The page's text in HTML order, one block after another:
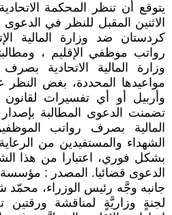
يتوقع أن تنظر المحكمة
الاثنين المقبل للنظر في
كردستان ضد وزارة المالية
رواتب موظفي الإقليم ،
وزارة المالية الاتحادية
مواعيدها المحددة، بغض النظر
وأربيل أو أي تفسيرات لقانون
تضمنت الدعوى المطالبة
المالية بصرف رواتب
الشهداء والمستفيدين من
بشكل فوري، اعتبارا من هذا
الدعوى قضائيا. المصدر : مؤسسة
جانبه وجَّه رئيس الوزراء، محمّد
لجنةٍ وزاريَّةٍ لمناقشة